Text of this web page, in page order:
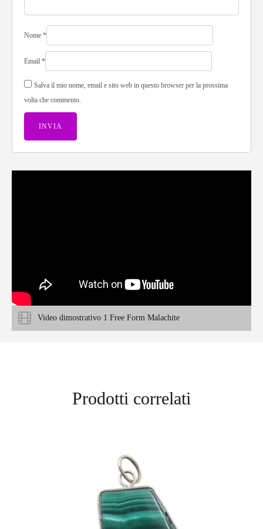
Nome *
Email *
Salva il mio nome, email e sito web in questo browser per la prossima
volta che commento.
Video dimostrativo 1 Free Form Malachite
Prodotti correlati